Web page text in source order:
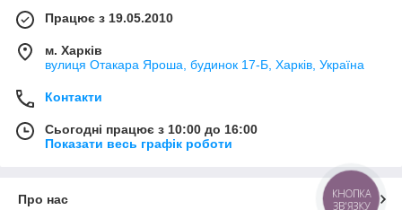
Працює з 19.05.2010
м. Харків
вулиця Отакара Яроша, будинок 17-Б, Харків, Україна
Контакти
Сьогодні працює з 10:00 до 16:00
Показати весь графік роботи
Про нас
КНОПКА
ЗВ'ЯЗКУ